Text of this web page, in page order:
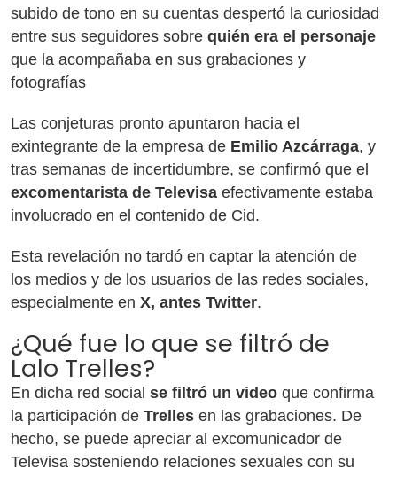
subido de tono en su cuentas despertó la curiosidad
entre sus seguidores sobre quién era el personaje
que la acompañaba en sus grabaciones y
fotografías
Las conjeturas pronto apuntaron hacia el
exintegrante de la empresa de Emilio Azcárraga, y
tras semanas de incertidumbre, se confirmó que el
excomentarista de Televisa efectivamente estaba
involucrado en el contenido de Cid.
Esta revelación no tardó en captar la atención de
los medios y de los usuarios de las redes sociales,
especialmente en X, antes Twitter.
¿Qué fue lo que se filtró de
Lalo Trelles?
En dicha red social se filtró un video que confirma
la participación de Trelles en las grabaciones. De
hecho, se puede apreciar al excomunicador de
Televisa sosteniendo relaciones sexuales con su